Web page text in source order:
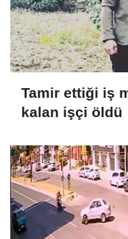
Tamir ettiği iş
kalan işçi öldü